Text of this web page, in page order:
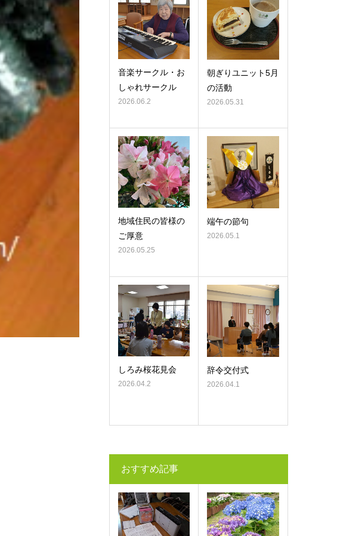
音楽サークル・お
しゃれサークル
2026.06.2
朝ぎりユニット5月
の活動
2026.05.31
地域住民の皆様の
ご厚意
2026.05.25
端午の節句
2026.05.1
しろみ桜花見会
2026.04.2
辞令交付式
2026.04.1
おすすめ記事